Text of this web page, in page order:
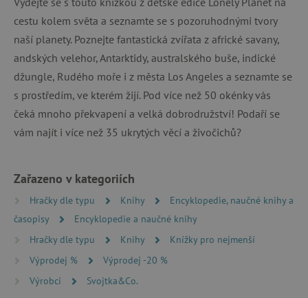
cestu kolem světa a seznamte se s pozoruhodnými tvory
naší planety. Poznejte fantastická zvířata z africké savany,
andských velehor, Antarktidy, australského buše, indické
džungle, Rudého moře i z města Los Angeles a seznamte se
s prostředím, ve kterém žijí. Pod více než 50 okénky vás
čeká mnoho překvapení a velká dobrodružství! Podaří se
vám najít i více než 35 ukrytých věcí a živočichů?
Zařazeno v kategoriích
Hračky dle typu Knihy
Encyklopedie, naučné knihy a
časopisy
Encyklopedie a naučné knihy
Hračky dle typu
Knihy
Knížky pro nejmenší
Výprodej %
Výprodej -20 %
Výrobci
Svojtka&Co.